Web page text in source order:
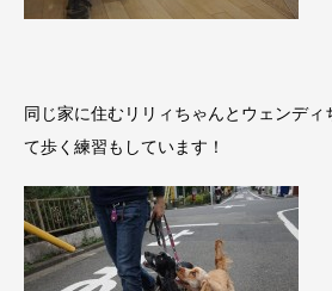
同じ家に住むリリィちゃんとウェンデ
て歩く練習もしています！